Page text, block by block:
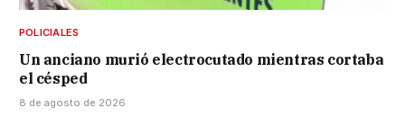
POLICIALES
Un anciano murió electrocutado mientras cortaba
el césped
8 de agosto de 2026